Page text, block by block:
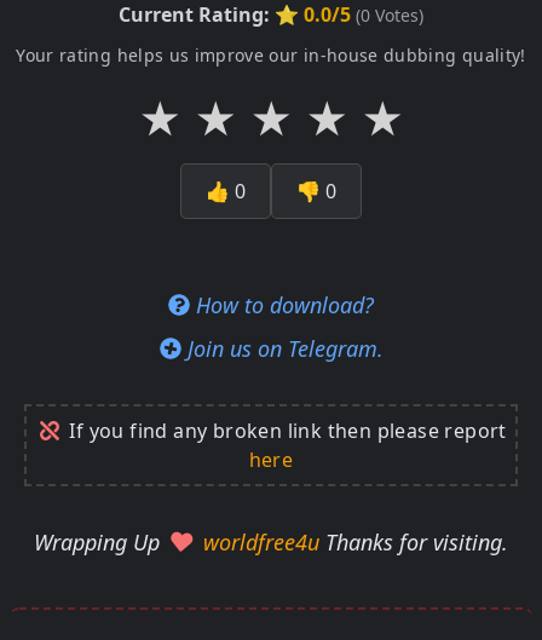
Current Rating: ⭐ 0.0/5 (0 Votes)
Your rating helps us improve our in-house dubbing quality!
★ ★ ★ ★ ★
👍 0 👎 0
How to download?
Join us on Telegram.
If you find any broken link then please report
here
Wrapping Up worldfree4u Thanks for visiting.